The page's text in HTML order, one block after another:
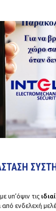
υπ’όψιν τις
από ενδελεχή